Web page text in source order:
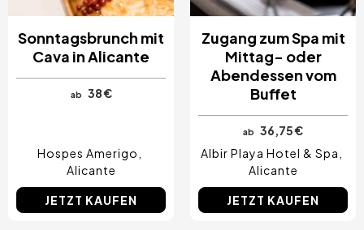
Sonntagsbrunch mit
Cava in Alicante
ab 38 €
Hospes Amerigo
Alicante
JETZT KAUFEN
Zugang zum Spa mit
Mittag- oder
Abendessen vom
Buffet
ab
36,75 €
Albir Playa Hotel & Spa
Alicante
JETZT KAUFEN